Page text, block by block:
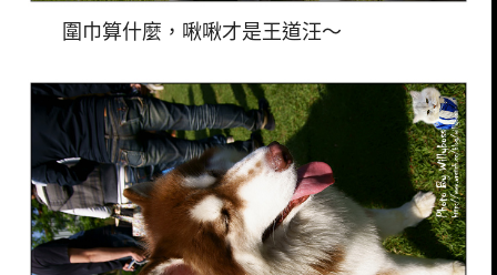
圍巾算什麼，啾啾才是王道汪～